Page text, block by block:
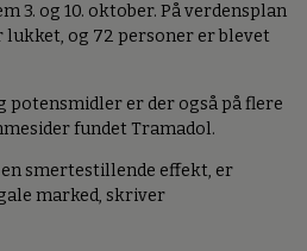
3. og 10. oktober. På verdensplan
lukket, og 72 personer er blevet
potensmidler er der også på flere
fundet Tramadol.
smertestillende effekt, er
marked, skriver